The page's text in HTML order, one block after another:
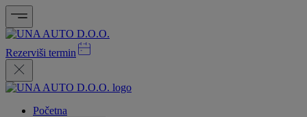
Rezerviši termin
Početna